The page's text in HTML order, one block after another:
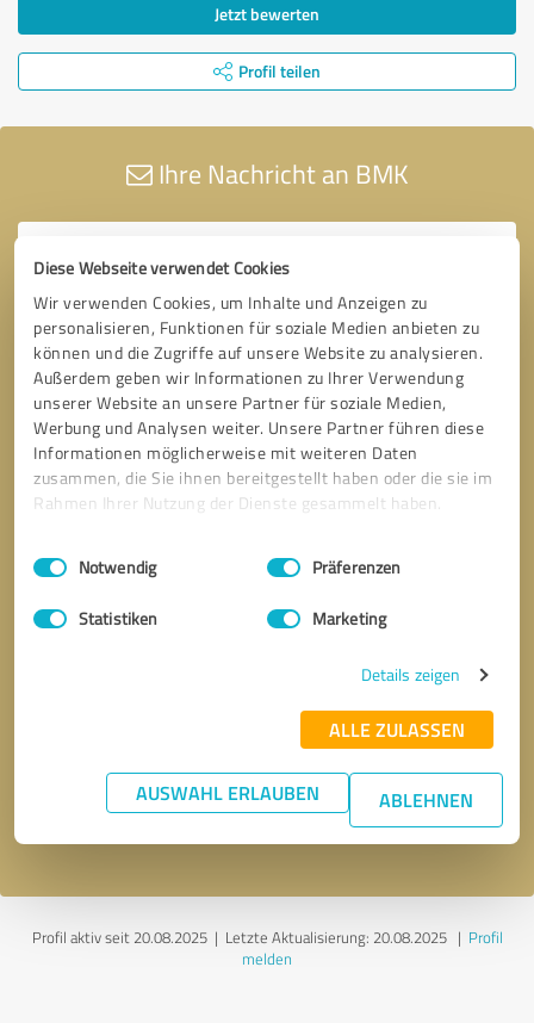
Diese Webseite verwendet Cookies
Wir verwenden Cookies, um Inhalte und Anzeigen zu
personalisieren, Funktionen für soziale Medien anbieten zu
können und die Zugriffe auf unsere Website zu analysieren.
Außerdem geben wir Informationen zu Ihrer Verwendung
unserer Website an unsere Partner für soziale Medien,
Werbung und Analysen weiter. Unsere Partner führen diese
Informationen möglicherweise mit weiteren Daten
zusammen, die Sie ihnen bereitgestellt haben oder die sie im
Rahmen Ihrer Nutzung der Dienste gesammelt haben.
Impressum Datenschutzbestimmungen
Einwilligungsauswahl
Notwendig Präferenzen
Statistiken Marketing
Details zeigen
ALLE ZULASSEN
AUSWAHL ERLAUBEN ABLEHNEN
Jetzt bewerten
Profil teilen
Ihre Nachricht an BMK
* Erforderliche Angaben
Nachricht senden
Datenschutzbestimmungenzu.
Profil aktiv seit 20.08.2025 | Letzte Aktualisierung: 20.08.2025| Profil
melden